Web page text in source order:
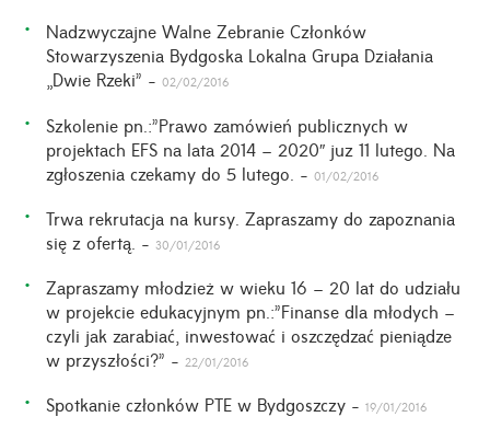
Nadzwyczajne Walne Zebranie Członków
Stowarzyszenia Bydgoska Lokalna Grupa Działania
„Dwie Rzeki” -02/02/2016
Szkolenie pn.:”Prawo zamówień publicznych w
projektach EFS na lata 2014 – 2020″ juz 11 lutego. Na
zgłoszenia czekamy do 5 lutego. -01/02/2016
Trwa rekrutacja na kursy. Zapraszamy do zapoznania
się z ofertą. - 30/01/2016
Zapraszamy młodzież w wieku 16 – 20 lat do udziału
w projekcie edukacyjnym pn.:”Finanse dla młodych –
czyli jak zarabiać, inwestować i oszczędzać pieniądze
w przyszłości?” - 22/01/2016
Spotkanie członków PTE w Bydgoszczy -19/01/2016